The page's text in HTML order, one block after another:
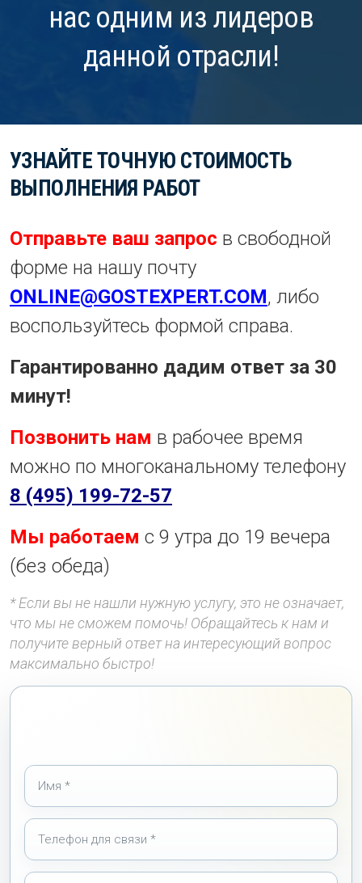
нас одним из лидеров
данной отрасли!
УЗНАЙТЕ ТОЧНУЮ СТОИМОСТЬ
ВЫПОЛНЕНИЯ РАБОТ
Отправьте ваш запрос в свободной
форме на нашу почту
ONLINE@GOSTEXPERT.COM, либо
воспользуйтесь формой справа.
Гарантированно дадим ответ за 30
минут!
Позвонить нам в рабочее время
можно по многоканальному телефону
8 (495) 199-72-57
Мы работаем с 9 утра до 19 вечера
(без обеда)
* Если вы не нашли нужную услугу, это не означает,
что мы не сможем помочь! Обращайтесь к нам и
получите верный ответ на интересующий вопрос
максимально быстро!